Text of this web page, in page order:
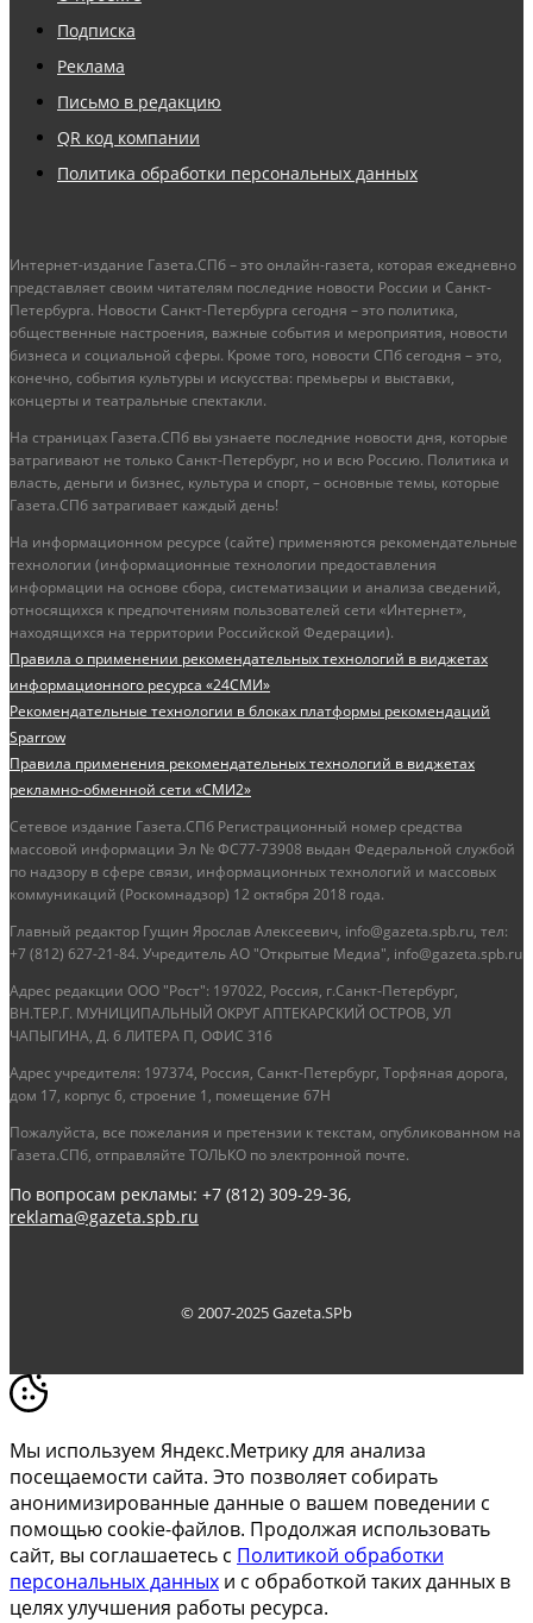
Подписка
Реклама
Письмо в редакцию
QR код компании
Политика обработки персональных данных
Интернет-издание Газета.СПб – это онлайн-газета, которая ежедневно
представляет своим читателям последние новости России и Санкт-
Петербурга. Новости Санкт-Петербурга сегодня – это политика,
общественные настроения, важные события и мероприятия, новости
бизнеса и социальной сферы. Кроме того, новости СПб сегодня – это,
конечно, события культуры и искусства: премьеры и выставки,
концерты и театральные спектакли.
На страницах Газета.СПб вы узнаете последние новости дня, которые
затрагивают не только Санкт-Петербург, но и всю Россию. Политика и
власть, деньги и бизнес, культура и спорт, – основные темы, которые
Газета.СПб затрагивает каждый день!
На информационном ресурсе (сайте) применяются рекомендательные
технологии (информационные технологии предоставления
информации на основе сбора, систематизации и анализа сведений,
относящихся к предпочтениям пользователей сети «Интернет»,
находящихся на территории Российской Федерации).
Правила о применении рекомендательных технологий в виджетах
информационного ресурса «24СМИ»
Рекомендательные технологии в блоках платформы рекомендаций
Sparrow
Правила применения рекомендательных технологий в виджетах
рекламно-обменной сети «СМИ2»
Сетевое издание Газета.СПб Регистрационный номер средства
массовой информации Эл № ФС77-73908 выдан Федеральной службой
по надзору в сфере связи, информационных технологий и массовых
коммуникаций (Роскомнадзор) 12 октября 2018 года.
Главный редактор Гущин Ярослав Алексеевич, info@gazeta.spb.ru, тел:
+7 (812) 627-21-84. Учредитель АО "Открытые Медиа", info@gazeta.spb.ru
Адрес редакции ООО "Рост": 197022, Россия, г.Санкт-Петербург,
ВН.ТЕР.Г. МУНИЦИПАЛЬНЫЙ ОКРУГ АПТЕКАРСКИЙ ОСТРОВ, УЛ
ЧАПЫГИНА, Д. 6 ЛИТЕРА П, ОФИС 316
Адрес учредителя: 197374, Россия, Санкт-Петербург, Торфяная дорога,
дом 17, корпус 6, строение 1, помещение 67Н
Пожалуйста, все пожелания и претензии к текстам, опубликованном на
Газета.СПб, отправляйте ТОЛЬКО по электронной почте.
По вопросам рекламы: +7 (812) 309-29-36,
reklama@gazeta.spb.ru
© 2007-2025 Gazeta.SPb
Мы используем Яндекс.Метрику для анализа
посещаемости сайта. Это позволяет собирать
анонимизированные данные о вашем поведении с
помощью cookie-файлов. Продолжая использовать
сайт, вы соглашаетесь с Политикой обработки
персональных данных и с обработкой таких данных в
целях улучшения работы ресурса.